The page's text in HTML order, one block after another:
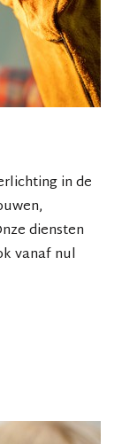
in de
diensten
vanaf nul